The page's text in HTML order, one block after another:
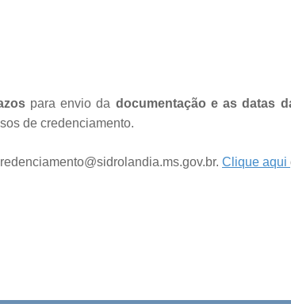
para envio da documentação e as datas
de credenciamento.
Clique aqui